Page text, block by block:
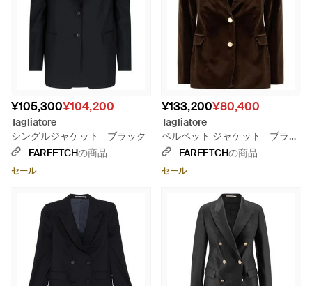
¥105,300¥104,200
Tagliatore
シングルジャケット - ブラック
FARFETCHの商品
セール
¥133,200¥80,400
Tagliatore
ベルベット ジャケット - ブラッ
ク
FARFETCHの商品
セール